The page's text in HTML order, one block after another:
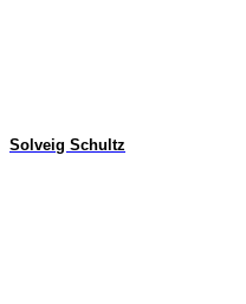
Solveig Schultz